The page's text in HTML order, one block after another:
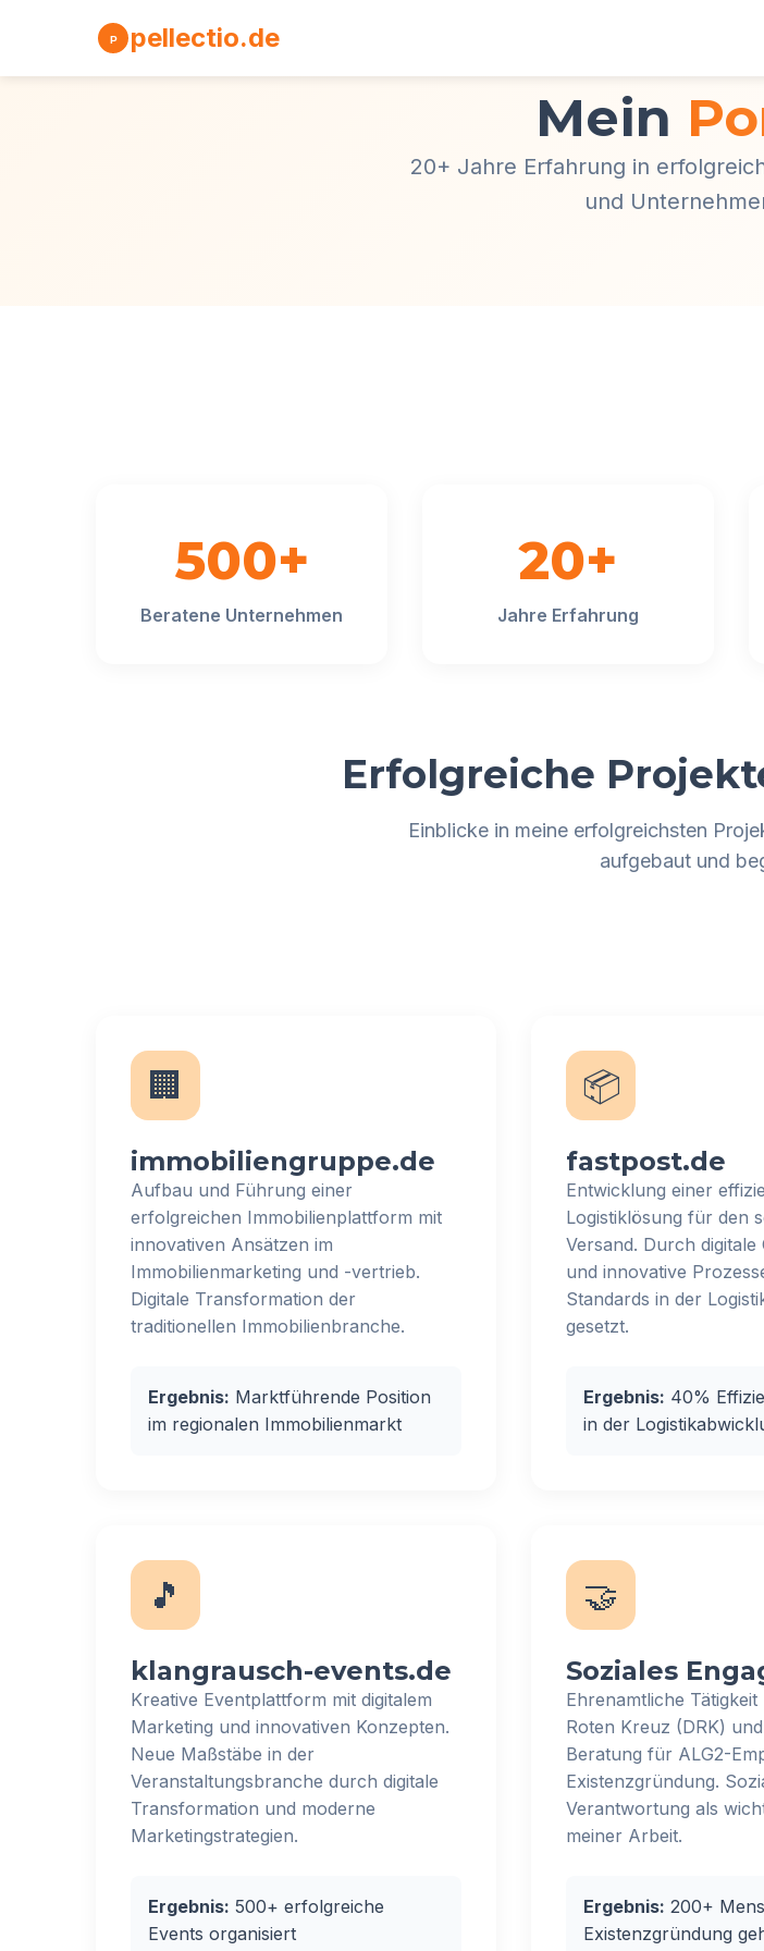
P pellectio.de
Mein
20+ Jahre Erfahrung in
und
500+
Beratene Unternehmen
20+
Jahre Erfahrung
Erfolgreiche
Einblicke in meine erfolgreichsten
aufgebaut und
🏢
immobiliengruppe.de
Aufbau und Führung einer
erfolgreichen Immobilienplattform mit
innovativen Ansätzen im
Immobilienmarketing und -vertrieb.
Digitale Transformation der
traditionellen Immobilienbranche.
Ergebnis: Marktführende Position
im regionalen Immobilienmarkt
📦
fastpost.de
Entwicklung einer
Logistiklösung für den
Versand. Durch digitale
und innovative
Standards in der
gesetzt.
Ergebnis: 40%
in der
🎵
klangrausch-events.de
Kreative Eventplattform mit digitalem
Marketing und innovativen Konzepten.
Neue Maßstäbe in der
Veranstaltungsbranche durch digitale
Transformation und moderne
Marketingstrategien.
Ergebnis: 500+ erfolgreiche
Events organisiert
🤝
Soziales
Ehrenamtliche
Roten Kreuz (DRK)
Beratung für ALG2-
Existenzgründung.
Verantwortung als
meiner Arbeit.
Ergebnis: 200+
Existenzgründung